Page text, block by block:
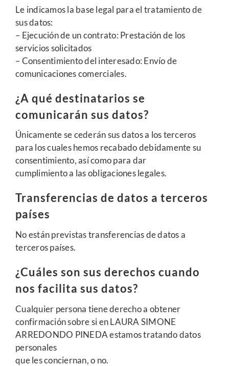
Le indicamos la base legal para el tratamiento de
sus datos:
– Ejecución de un contrato: Prestación de los
servicios solicitados
– Consentimiento del interesado: Envío de
comunicaciones comerciales.
¿A qué destinatarios se
comunicarán sus datos?
Únicamente se cederán sus datos a los terceros
para los cuales hemos recabado debidamente su
consentimiento, así como para dar
cumplimiento a las obligaciones legales.
Transferencias de datos a terceros
países
No están previstas transferencias de datos a
terceros países.
¿Cuáles son sus derechos cuando
nos facilita sus datos?
Cualquier persona tiene derecho a obtener
confirmación sobre si en LAURA SIMONE
ARREDONDO PINEDA estamos tratando datos
personales
que les conciernan, o no.